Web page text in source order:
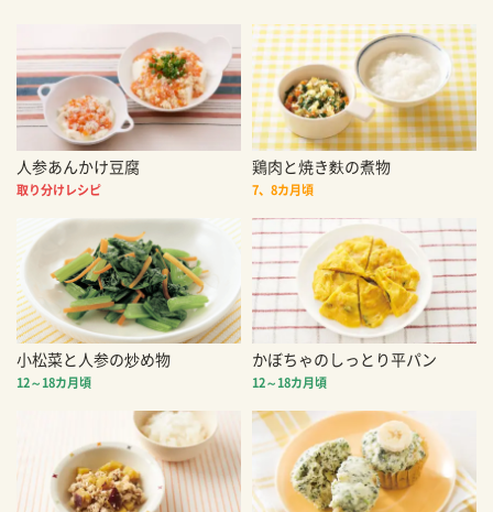
人参あんかけ豆腐
取り分けレシピ
鶏肉と焼き麩の煮物
7、8カ月頃
小松菜と人参の炒め物
12～18カ月頃
かぼちゃのしっとり平パン
12～18カ月頃